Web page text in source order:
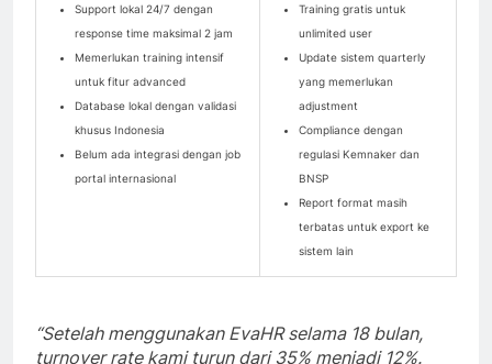
Support lokal 24/7 dengan
response time maksimal 2 jam
Memerlukan training intensif
untuk fitur advanced
Database lokal dengan validasi
khusus Indonesia
Belum ada integrasi dengan job
portal internasional
Training gratis untuk
unlimited user
Update sistem quarterly
yang memerlukan
adjustment
Compliance dengan
regulasi Kemnaker dan
BNSP
Report format masih
terbatas untuk export ke
sistem lain
“Setelah menggunakan EvaHR selama 18 bulan,
turnover rate kami turun dari 35% menjadi 12%.